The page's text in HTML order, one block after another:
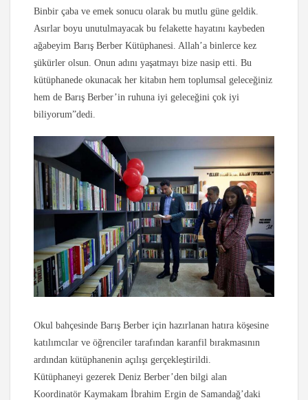
Binbir çaba ve emek sonucu olarak bu mutlu güne geldik.
Asırlar boyu unutulmayacak bu felakette hayatını kaybeden
ağabeyim Barış Berber Kütüphanesi. Allah’a binlerce kez
şükürler olsun. Onun adını yaşatmayı bize nasip etti. Bu
kütüphanede okunacak her kitabın hem toplumsal geleceğiniz
hem de Barış Berber’in ruhuna iyi geleceğini çok iyi
biliyorum”dedi.
Okul bahçesinde Barış Berber için hazırlanan hatıra köşesine
katılımcılar ve öğrenciler tarafından karanfil bırakmasının
ardından kütüphanenin açılışı gerçekleştirildi.
Kütüphaneyi gezerek Deniz Berber’den bilgi alan
Koordinatör Kaymakam İbrahim Ergin de Samandağ’daki